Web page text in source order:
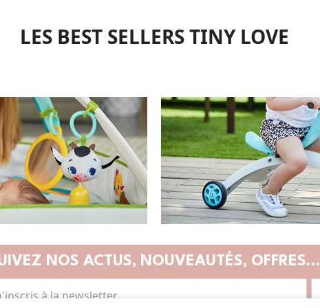
LES BEST SELLERS TINY LOVE
NOS ACTUS, NOUVEAUTÉS, OFFRES...